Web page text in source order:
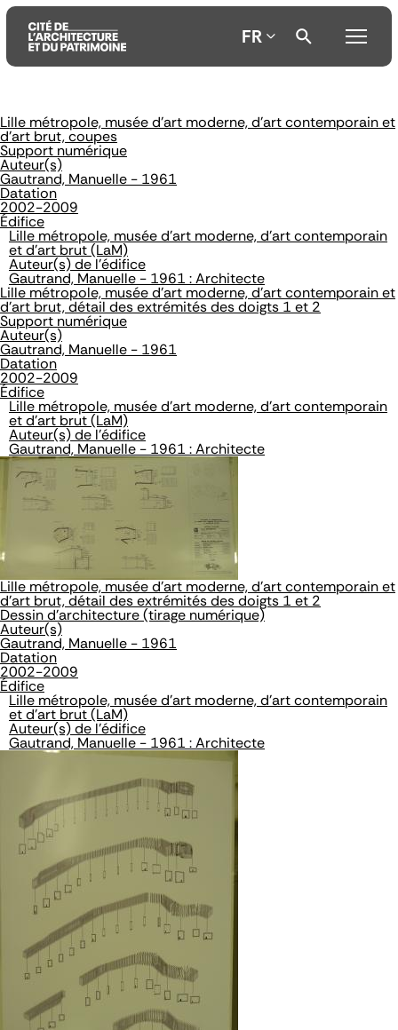
Aller
au
contenu
principal
Aller
au
menu
principal
Aller
à
la
recherche
FR
Lille métropole, musée d'art moderne, d'art contemporain et
d'art brut, coupes
Support numérique
Auteur(s)
Gautrand, Manuelle - 1961
Datation
2002-2009
Édifice
Lille métropole, musée d'art moderne, d'art contemporain
et d'art brut (LaM)
Auteur(s) de l'édifice
Gautrand, Manuelle - 1961 : Architecte
Lille métropole, musée d'art moderne, d'art contemporain et
d'art brut, détail des extrémités des doigts 1 et 2
Support numérique
Auteur(s)
Gautrand, Manuelle - 1961
Datation
2002-2009
Édifice
Lille métropole, musée d'art moderne, d'art contemporain
et d'art brut (LaM)
Auteur(s) de l'édifice
Gautrand, Manuelle - 1961 : Architecte
Lille métropole, musée d'art moderne, d'art contemporain et
d'art brut, détail des extrémités des doigts 1 et 2
Dessin d'architecture (tirage numérique)
Auteur(s)
Gautrand, Manuelle - 1961
Datation
2002-2009
Édifice
Lille métropole, musée d'art moderne, d'art contemporain
et d'art brut (LaM)
Auteur(s) de l'édifice
Gautrand, Manuelle - 1961 : Architecte